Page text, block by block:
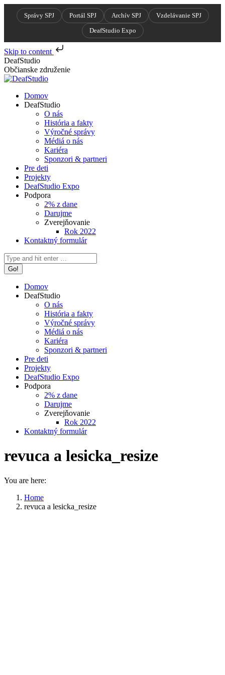
Správy SPJ Portál SPJ Archív SPJ
Vzdelávanie SPJ
DeafStudio Expo
Skip to content
Skip
to
content
DeafStudio
Občianske združenie
Domov
DeafStudio
O nás
História a fakty
Výročné správy
Médiá o nás
Kariéra
Sponzori & partneri
Pre deti
Projekty
DeafStudio Expo
Podpora
2% z dane
Darujme
Zverejňovanie
Rok 2022
Kontaktný formulár
Search:
Domov
DeafStudio
O nás
História a fakty
Výročné správy
Médiá o nás
Kariéra
Sponzori & partneri
Pre deti
Projekty
DeafStudio Expo
Podpora
2% z dane
Darujme
Zverejňovanie
Rok 2022
Kontaktný formulár
revuca a lesicka_resize
You are here:
Home
revuca a lesicka_resize